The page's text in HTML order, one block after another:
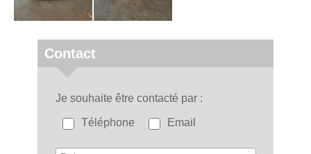
Contact
Je souhaite être contacté par
Téléphone Email